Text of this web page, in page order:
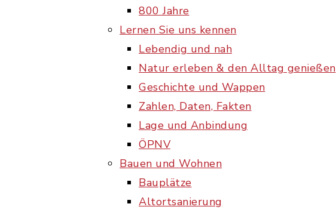
800 Jahre
Lernen Sie uns kennen
Lebendig und nah
Natur erleben & den Alltag genießen
Geschichte und Wappen
Zahlen, Daten, Fakten
Lage und Anbindung
ÖPNV
Bauen und Wohnen
Bauplätze
Altortsanierung